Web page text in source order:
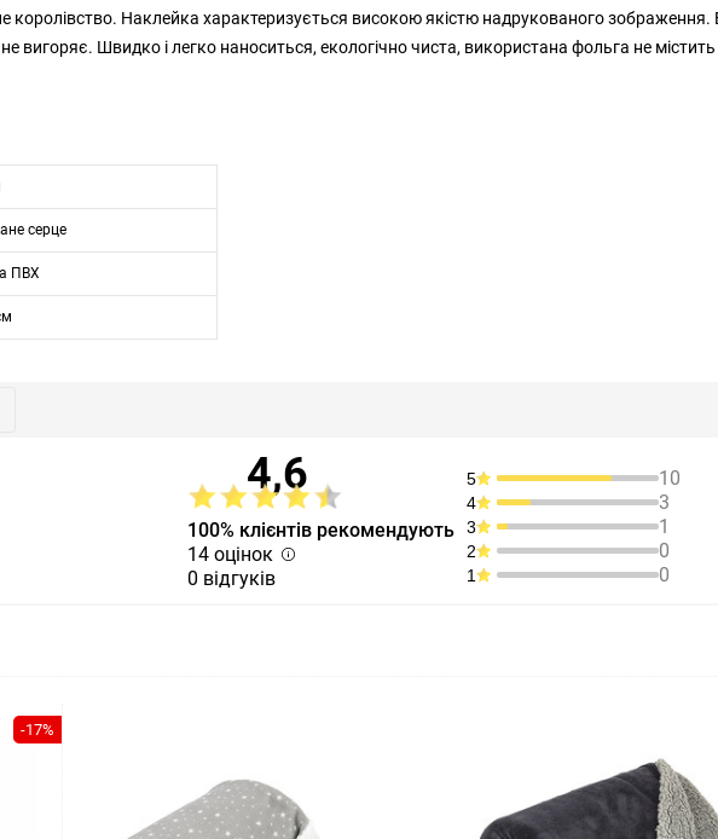
королівство. Наклейка характеризується високою якістю надрукованого зображення.
вигоряє. Швидко і легко наноситься, екологічно чиста, використана фольга не містить
серце
ПВХ
4,6
100% клієнтів рекомендують
14 оцінок
0 відгуків
5 10
4 3
3 1
2 0
1 0
-17%